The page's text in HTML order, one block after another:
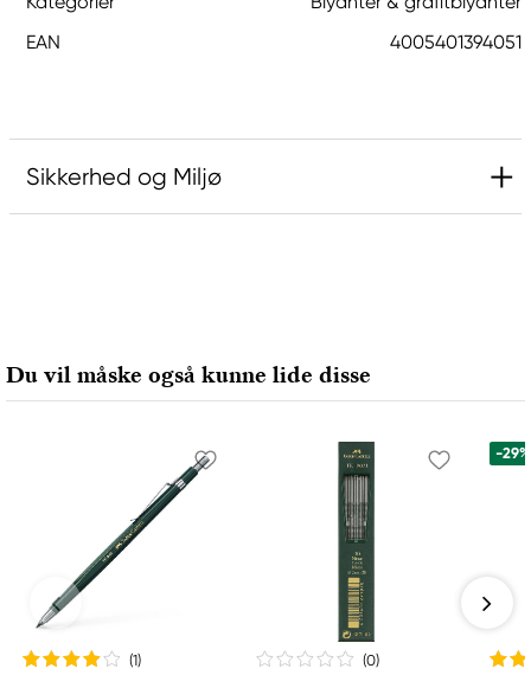
EAN
4005401394051
Sikkerhed og Miljø
90546 Stein, Germany
info@Faber-Castell.de
Du vil måske også kunne lide disse
(1)
(0)
-29%